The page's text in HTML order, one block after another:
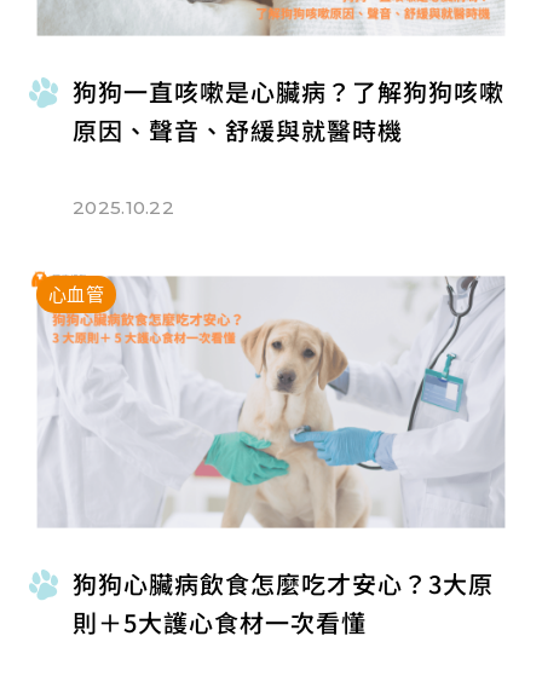
狗狗一直咳嗽是心臟病？了解狗狗咳嗽
原因、聲音、舒緩與就醫時機
2025.10.22
心血管
狗狗心臟病飲食怎麼吃才安心？3大原
則＋5大護心食材一次看懂